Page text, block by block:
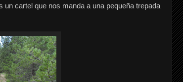
cartel que nos manda a una pequeña trepada